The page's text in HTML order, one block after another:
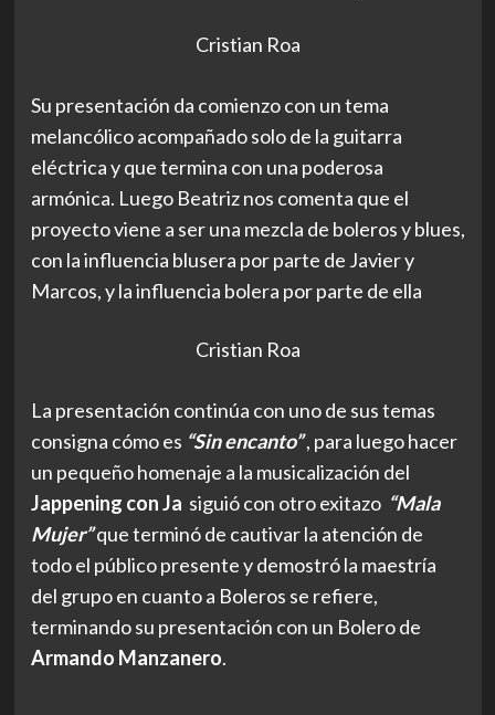
Cristian Roa
Su presentación da comienzo con un tema
melancólico acompañado solo de la guitarra
eléctrica y que termina con una poderosa
armónica. Luego Beatriz nos comenta que el
proyecto viene a ser una mezcla de boleros y blues,
con la influencia blusera por parte de Javier y
Marcos, y la influencia bolera por parte de ella
Cristian Roa
La presentación continúa con uno de sus temas
consigna cómo es “Sin encanto”, para luego hacer
un pequeño homenaje a la musicalización del
Jappening con Ja siguió con otro exitazo “Mala
Mujer”que terminó de cautivar la atención de
todo el público presente y demostró la maestría
del grupo en cuanto a Boleros se refiere,
terminando su presentación con un Bolero de
Armando Manzanero.